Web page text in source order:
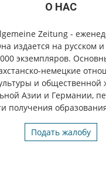
О НАС
Zeitung -
издается на русском
экземпляров.
немецкие
и общественной
Азии и Германии,
получения
Подать жалобу